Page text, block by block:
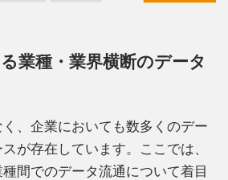
業種・業界横断のデータ
、企業においても数多くのデー
が存在しています。ここでは、
間でのデータ流通について着目